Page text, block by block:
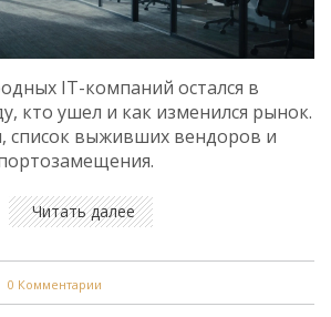
IT-компаний остался в
кто ушел и как изменился рынок.
список выживших вендоров и
Читать далее
0 Комментарии